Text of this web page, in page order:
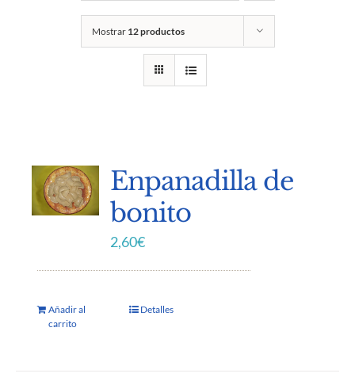
Mostrar 12 productos
Enpanadilla de
bonito
2,60€
Añadir al
carrito
Detalles